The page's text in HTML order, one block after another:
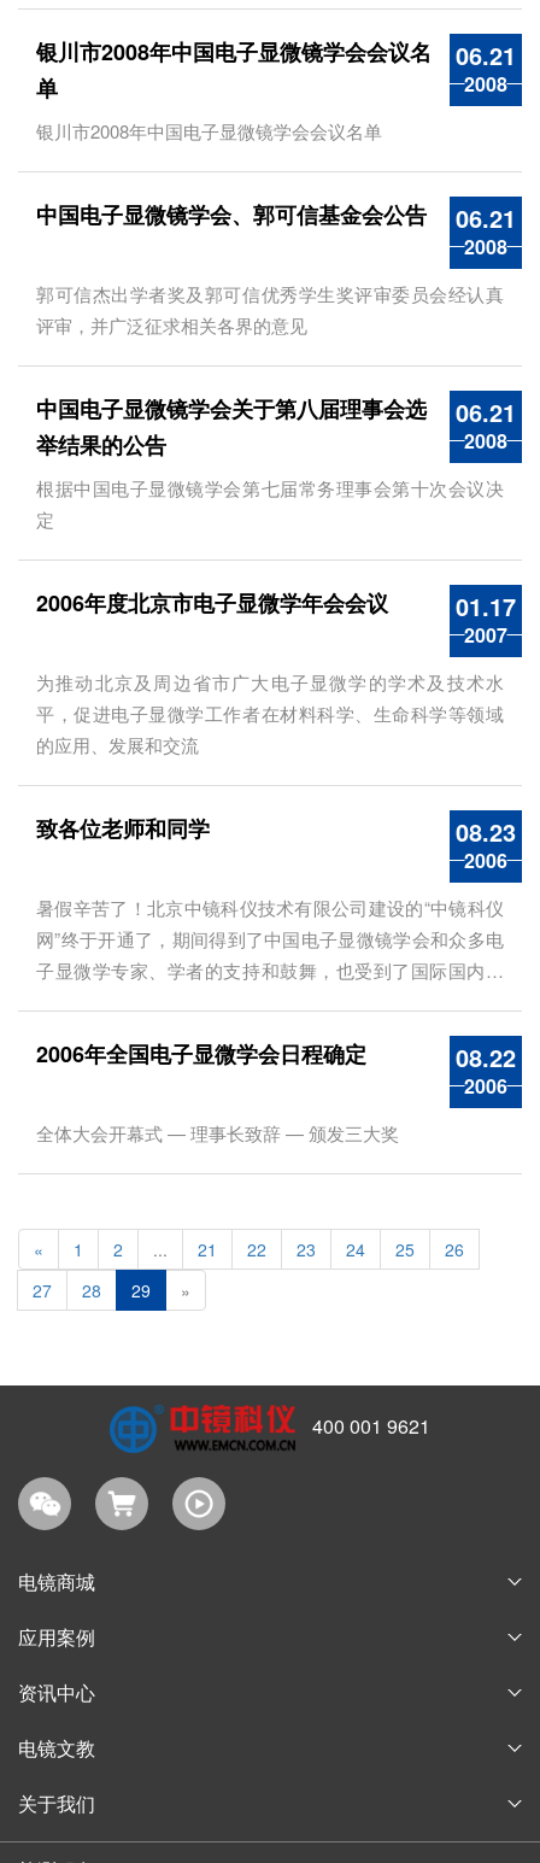
06.21
2008
银川市2008年中国电子显微镜学会会议名
单
银川市2008年中国电子显微镜学会会议名单
06.21
2008
中国电子显微镜学会、郭可信基金会公告
郭可信杰出学者奖及郭可信优秀学生奖评审委员会经认真
评审，并广泛征求相关各界的意见
06.21
2008
中国电子显微镜学会关于第八届理事会选
举结果的公告
根据中国电子显微镜学会第七届常务理事会第十次会议决
定
01.17
2007
2006年度北京市电子显微学年会会议
为推动北京及周边省市广大电子显微学的学术及技术水
平，促进电子显微学工作者在材料科学、生命科学等领域
的应用、发展和交流
08.23
2006
致各位老师和同学
暑假辛苦了！北京中镜科仪技术有限公司建设的“中镜科仪
网”终于开通了，期间得到了中国电子显微镜学会和众多电
子显微学专家、学者的支持和鼓舞，也受到了国际国内各
08.22
2006
2006年全国电子显微学会日程确定
全体大会开幕式 — 理事长致辞 — 颁发三大奖
« 1 2 ... 21 22 23 24 25
26
27
28 29 »
400 001 9621
电镜商城
耗材商城
应用案例
论文案例
资讯中心
企业新闻
电镜文教
电子显微镜博物馆
电子显微镜教育
关于我们